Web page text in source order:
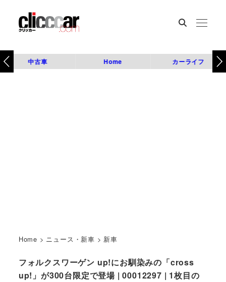
中古車 Home カーライフ
Home > ニュース・新車 > 新車
フォルクスワーゲン up!にお馴染みの「cross
up!」が300台限定で登場 | 00012297 | 1枚目の